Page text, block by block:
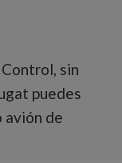
sin
puedes
avión de